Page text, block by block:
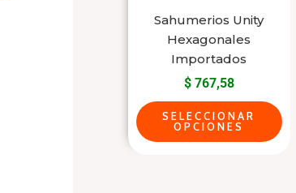
Sahumerios Unity
Hexagonales
Importados
$767,58
SELECCIONAR
OPCIONES
may
be
chosen
on
the
product